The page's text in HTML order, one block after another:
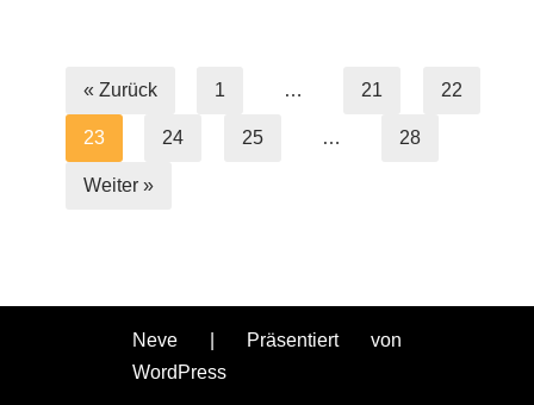
« Zurück 1 … 21 22
23 24 25 … 28
Weiter »
Neve | Präsentiert von
WordPress